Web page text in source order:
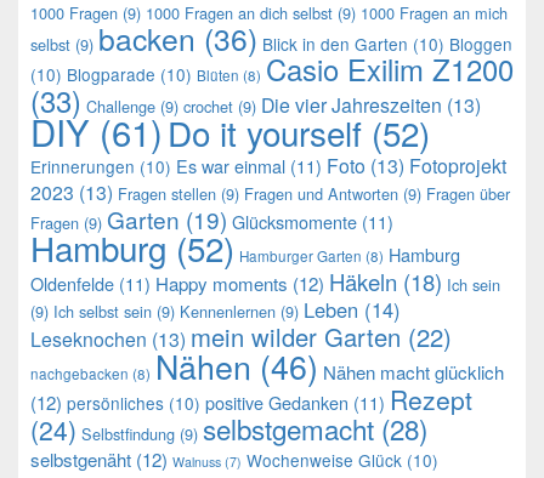
1000 Fragen (9) 1000 Fragen an dich selbst (9) 1000 Fragen an mich
selbst (9) backen (36) Blick in den Garten (10) Bloggen
(10) Blogparade (10) Blüten (8) Casio Exilim Z1200
(33) Challenge (9) crochet (9) Die vier Jahreszeiten (13)
DIY (61)Do it yourself (52)
Erinnerungen (10) Es war einmal (11) Foto (13) Fotoprojekt
2023 (13) Fragen stellen (9) Fragen und Antworten (9) Fragen über
Fragen (9) Garten (19) Glücksmomente (11)
Hamburg (52) Hamburger Garten (8) Hamburg
Oldenfelde (11) Happy moments (12) Häkeln (18) Ich sein
(9) Ich selbst sein (9) Kennenlernen (9) Leben (14)
Leseknochen (13) mein wilder Garten (22)
nachgebacken (8) Nähen (46) Nähen macht glücklich
(12) persönliches (10) positive Gedanken (11) Rezept
(24) Selbstfindung (9) selbstgemacht (28)
selbstgenäht (12) Walnuss (7) Wochenweise Glück (10)